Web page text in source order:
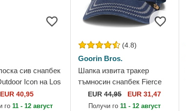
сив снапбек
Icon на Los
MLB от
EUR 40,95
го11 - 12 август
(4.8)
Goorin Bros.
Шапка извита тракер
тъмносин снапбек Fierce
Bird Of Prey Core Canvas
The Farm от Goorin Bros.
EUR44,95 EUR 31,47
Получи го11 - 12 август